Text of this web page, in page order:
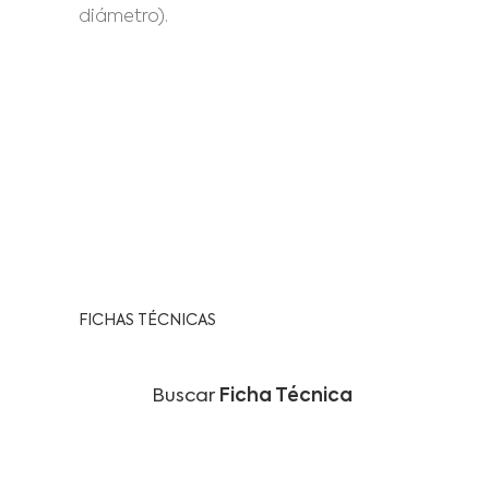
diámetro).
FICHAS TÉCNICAS
Buscar Ficha Técnica